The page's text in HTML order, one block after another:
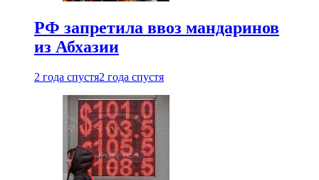
РФ запретила ввоз мандаринов
из Абхазии
2 года спустя2 года спустя